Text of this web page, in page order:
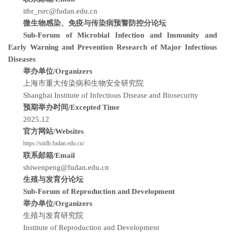
itbr_rsrc@fudan.edu.cn
微生物感染、免疫与传染病预警防控分论坛
Sub-Forum of Microbial Infection and Immunity and
Early Warning and Prevention Research of Major Infectious
Diseases
举办单位/Organizers
上海市重大传染病和生物安全研究院
Shanghai Institute of Infectious Disease and Biosecurity
预期举办时间/Excepted Time
2025.12
官方网站/Websites
https://siidb.fudan.edu.cn/
联系邮箱/Email
shiwenpeng@fudan.edu.cn
生殖与发育分论坛
Sub-Forum of Reproduction and Development
举办单位/Organizers
生殖与发育研究院
Institute of Reproduction and Development